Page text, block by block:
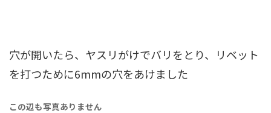
穴が開いたら、ヤスリがけでバリをとり、リベット
を打つために6mmの穴をあけました
この辺も写真ありません